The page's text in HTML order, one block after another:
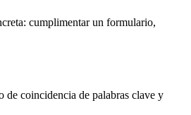
cumplimentar un formulario,
de coincidencia de palabras clave y